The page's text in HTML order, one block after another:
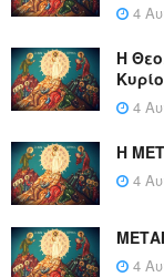
4
Η
4
Η
4
4